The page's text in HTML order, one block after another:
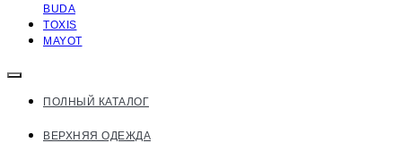
BUDA
TOXIS
MAYOT
ПОЛНЫЙ КАТАЛОГ
ВЕРХНЯЯ ОДЕЖДА